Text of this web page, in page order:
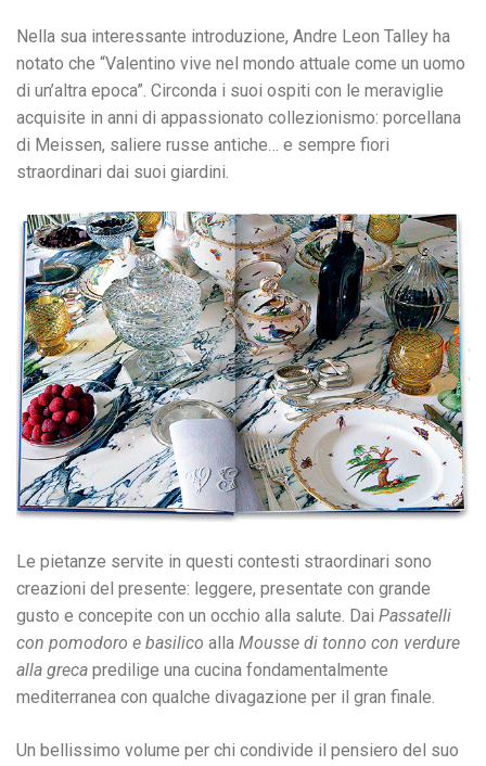
Nella sua interessante introduzione, Andre Leon Talley ha
notato che “Valentino vive nel mondo attuale come un uomo
di un’altra epoca”. Circonda i suoi ospiti con le meraviglie
acquisite in anni di appassionato collezionismo: porcellana
di Meissen, saliere russe antiche… e sempre fiori
straordinari dai suoi giardini.
Le pietanze servite in questi contesti straordinari sono
creazioni del presente: leggere, presentate con grande
gusto e concepite con un occhio alla salute. Dai Passatelli
con pomodoro e basilico alla Mousse di tonno con verdure
alla greca predilige una cucina fondamentalmente
mediterranea con qualche divagazione per il gran finale.
Un bellissimo volume per chi condivide il pensiero del suo